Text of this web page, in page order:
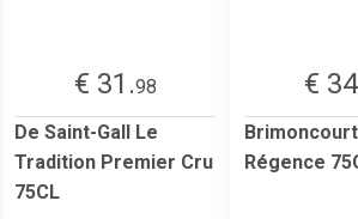
€ 31.98
De Saint-Gall Le
Tradition Premier Cru
75CL
€
Régence